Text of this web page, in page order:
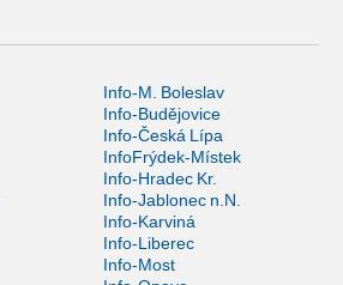
Info-M. Boleslav
Info-Budějovice
Info-Česká Lípa
InfoFrýdek-Místek
Info-Hradec Kr.
Info-Jablonec n.N.
Info-Karviná
Info-Liberec
Info-Most